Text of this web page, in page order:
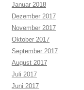
Januar 2018
Dezember 2017
November 2017
Oktober 2017
September 2017
August 2017
Juli 2017
Juni 2017